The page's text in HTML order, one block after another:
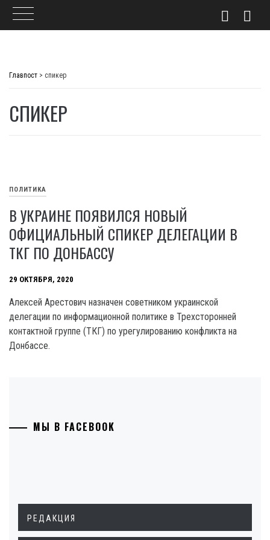
Главпост > спикер
СПИКЕР
ПОЛИТИКА
В УКРАИНЕ ПОЯВИЛСЯ НОВЫЙ
ОФИЦИАЛЬНЫЙ СПИКЕР ДЕЛЕГАЦИИ В
ТКГ ПО ДОНБАССУ
29 ОКТЯБРЯ, 2020
Алексей Арестович назначен советником украинской
делегации по информационной политике в Трехсторонней
контактной группе (ТКГ) по урегулированию конфликта на
Донбассе.
МЫ В FACEBOOK
РЕДАКЦИЯ